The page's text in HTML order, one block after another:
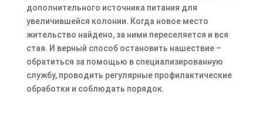
дополнительного источника питания для
увеличившейся колонии. Когда новое место
жительство найдено, за ними переселяется и вся
стая. И верный способ остановить нашествие –
обратиться за помощью в специализированную
службу, проводить регулярные профилактические
обработки и соблюдать порядок.